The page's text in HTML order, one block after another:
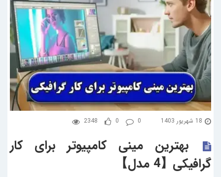
18 شهریور 1403 2348 0 0
بهترین مینی کامپیوتر برای کار
گرافیکی【4 مدل】